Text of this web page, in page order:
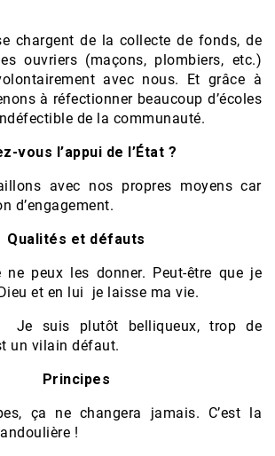
chargent de la collecte de fonds, de
ouvriers (maçons, plombiers, etc.)
avec nous. Et grâce à
à réfectionner beaucoup d’écoles
de la communauté.
vous l’appui de l’État ?
avec nos propres moyens car
d’engagement.
Qualités et défauts
ne peux les donner. Peut-être que je
et en lui je laisse ma vie.
Je suis plutôt belliqueux, trop de
un vilain défaut.
Principes
ça ne changera jamais. C’est la
!